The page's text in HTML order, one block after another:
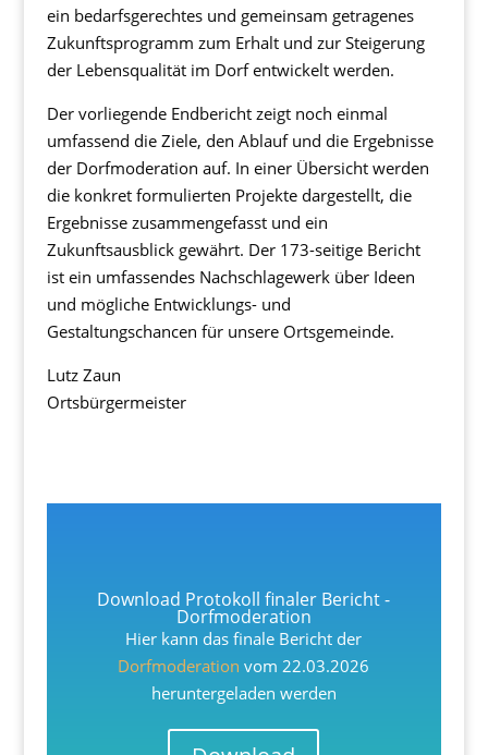
ein bedarfsgerechtes und gemeinsam getragenes
Zukunftsprogramm zum Erhalt und zur Steigerung
der Lebensqualität im Dorf entwickelt werden.
Der vorliegende Endbericht zeigt noch einmal
umfassend die Ziele, den Ablauf und die Ergebnisse
der Dorfmoderation auf. In einer Übersicht werden
die konkret formulierten Projekte dargestellt, die
Ergebnisse zusammengefasst und ein
Zukunftsausblick gewährt. Der 173-seitige Bericht
ist ein umfassendes Nachschlagewerk über Ideen
und mögliche Entwicklungs- und
Gestaltungschancen für unsere Ortsgemeinde.
Lutz Zaun
Ortsbürgermeister
Download Protokoll finaler Bericht -
Dorfmoderation
Hier kann das finale Bericht der
Dorfmoderation vom 22.03.2026
heruntergeladen werden